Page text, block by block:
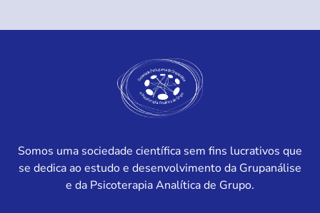
Somos uma sociedade científica sem fins lucrativos que
se dedica ao estudo e desenvolvimento da Grupanálise
e da Psicoterapia Analítica de Grupo.